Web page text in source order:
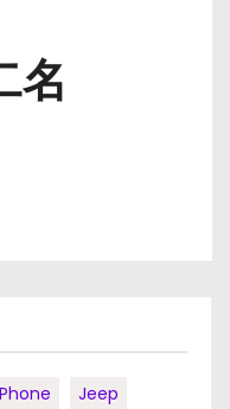
名
Jeep